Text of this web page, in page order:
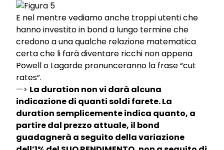
E nel mentre vediamo anche troppi utenti che
hanno investito in bond a lungo termine che
credono a una qualche relazione matematica
certa che li farà diventare ricchi non appena
Powell o Lagarde pronunceranno la frase “cut
rates”.
—> La duration non vi darà alcuna
indicazione di quanti soldi farete. La
duration semplicemente indica quanto, a
partire dal prezzo attuale, il bond
guadagnerà a seguito della variazione